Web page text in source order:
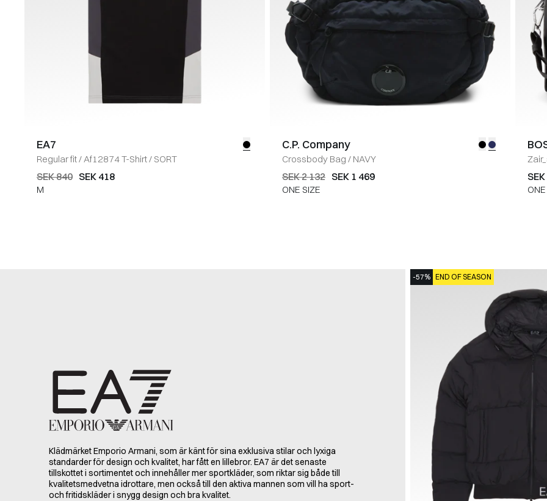
EA7
Regular fit/Af12874 T-Shirt/ SORT
SEK 840 SEK 418
M
C.P. Company
Crossbody Bag / NAVY
SEK 2 132 SEK 1 469
ONE SIZE
Klädmärket Emporio Armani, som är känt för sina exklusiva stilar och lyxiga
standarder för design och kvalitet, har fått en lillebror. EA7 är det senaste
tillskottet i sortimentet och innehåller mer sportkläder, som riktar sig både till
kvalitetsmedvetna idrottare, men också till den aktiva mannen som vill ha sport-
och fritidskläder i snygg design och bra kvalitet.
-57% END OF SEASON